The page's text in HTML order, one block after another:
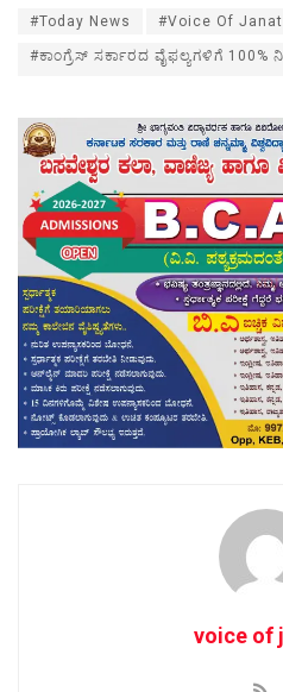
#Today News #Voice Of
#ಕಾಂಗ್ರೆಸ್ ಸರ್ಕಾರದ ವೈಫಲ್ಯಗಳಿಗೆ 100%
voice of